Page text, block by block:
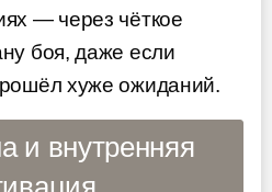
— через чёткое
боя, даже если
хуже ожиданий.
и внутренняя